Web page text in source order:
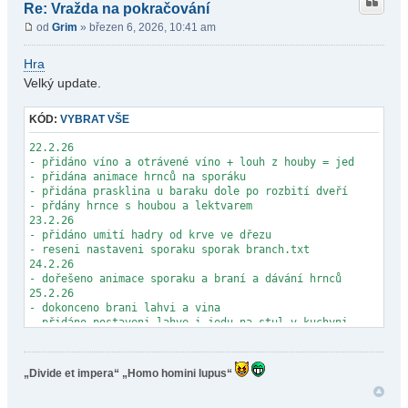
- jahoda, salát, ředkev
- kaktus ubližuje
- houby
- velké kytky
- plazivé kytky
- ryby v řece
16.2.26
úprava:
- nošení kláda odkudkoliv
- pokládání klád 1-20 animace
17.2.26
- upraven most
- pridano postavit dalsi 3 mosty
18.2.26
- opraveny chyby kovadlina,mostu
- upraveno texty mostu
- přidán ukazatel jak mají být páky sepnuty
- přidán script pro propočet na pomocný ukazatel
- teleport do truní místnosti
- přidána trůní místnost
19.2.26
- upravena mapa portalu
- místnost truního sálu
- přidány pavučiny
- přidány rukavice v bedně
Re: Vražda na pokračování
od Grim » březen 6, 2026, 10:41 am
Hra
Velký update.
KÓD: VYBRAT VŠE
22.2.26
- přidáno víno a otrávené víno + louh z houby = jed
- přidána animace hrnců na sporáku
- přidána prasklina u baraku dole po rozbití dveří
- přdány hrnce s houbou a lektvarem
23.2.26
- přidáno umití hadry od krve ve dřezu
- reseni nastaveni sporaku sporak branch.txt
24.2.26
- dořešeno animace sporaku a braní a dávání hrnců
25.2.26
- dokonceno brani lahvi a vina
- přidáno postaveni lahve i jedu na stul v kuchyni
- pridano prelivani z inventare jen na stul
- pridana sklenice vina a lahev vina na stul
- přidána skřín
„Divide et impera“ „Homo homini lupus“